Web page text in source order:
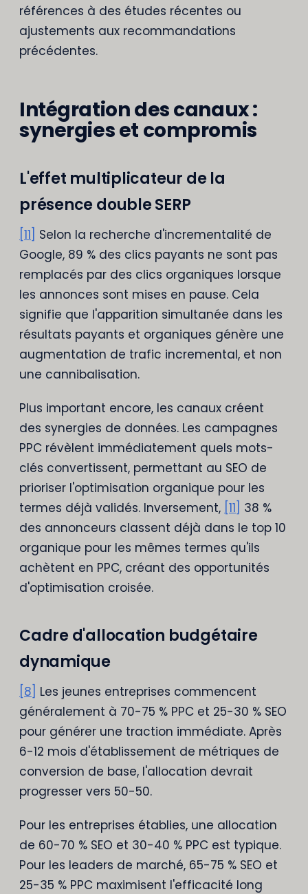
références à des études récentes ou
ajustements aux recommandations
précédentes.
Intégration des canaux :
synergies et compromis
L'effet multiplicateur de la
présence double SERP
[11] Selon la recherche d'incrementalité de
Google, 89 % des clics payants ne sont pas
remplacés par des clics organiques lorsque
les annonces sont mises en pause. Cela
signifie que l'apparition simultanée dans les
résultats payants et organiques génère une
augmentation de trafic incremental, et non
une cannibalisation.
Plus important encore, les canaux créent
des synergies de données. Les campagnes
PPC révèlent immédiatement quels mots-
clés convertissent, permettant au SEO de
prioriser l'optimisation organique pour les
termes déjà validés. Inversement, [11] 38 %
des annonceurs classent déjà dans le top 10
organique pour les mêmes termes qu'ils
achètent en PPC, créant des opportunités
d'optimisation croisée.
Cadre d'allocation budgétaire
dynamique
[8] Les jeunes entreprises commencent
généralement à 70-75 % PPC et 25-30 % SEO
pour générer une traction immédiate. Après
6-12 mois d'établissement de métriques de
conversion de base, l'allocation devrait
progresser vers 50-50.
Pour les entreprises établies, une allocation
de 60-70 % SEO et 30-40 % PPC est typique.
Pour les leaders de marché, 65-75 % SEO et
25-35 % PPC maximisent l'efficacité long